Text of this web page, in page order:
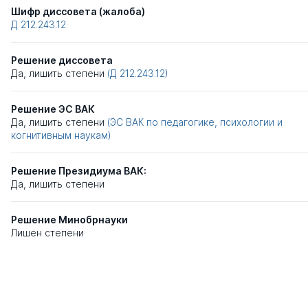
Шифр диссовета (жалоба)
Д 212.243.12
Решение диссовета
Да, лишить степени (Д 212.243.12)
Решение ЭС ВАК
Да, лишить степени (ЭС ВАК по педагогике, психологии и
когнитивным наукам)
Решение Президиума ВАК:
Да, лишить степени
Решение Минобрнауки
Лишен степени